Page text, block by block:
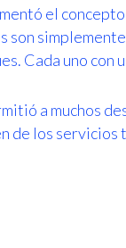
el
Cada uno con
a muchos
de los servicios